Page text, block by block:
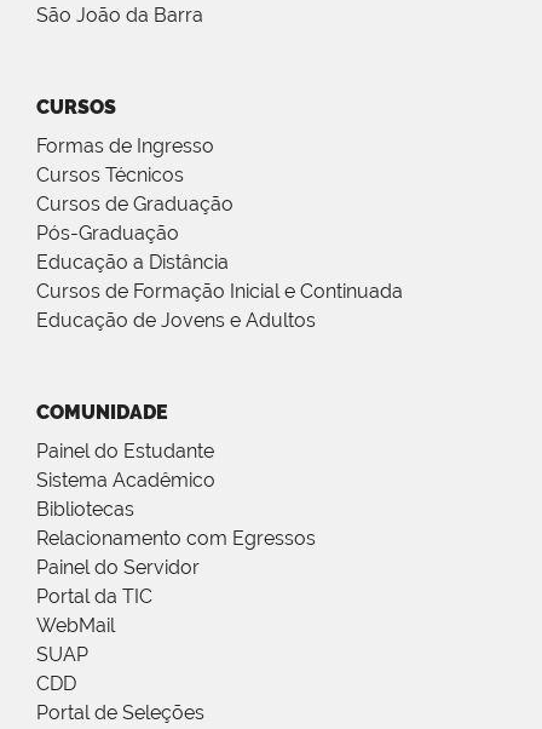
São João da Barra
CURSOS
Formas de Ingresso
Cursos Técnicos
Cursos de Graduação
Pós-Graduação
Educação a Distância
Cursos de Formação Inicial e Continuada
Educação de Jovens e Adultos
COMUNIDADE
Painel do Estudante
Sistema Acadêmico
Bibliotecas
Relacionamento com Egressos
Painel do Servidor
Portal da TIC
WebMail
SUAP
CDD
Portal de Seleções